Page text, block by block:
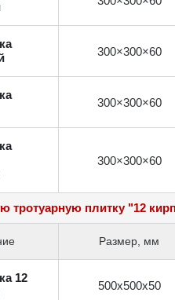
300×300×60
300×300×60
300×300×60
тротуарную плитку "12
Размер, мм
12
500х500х50